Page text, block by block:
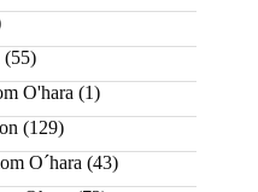
(55)
O'hara (1)
(129)
O´hara (43)